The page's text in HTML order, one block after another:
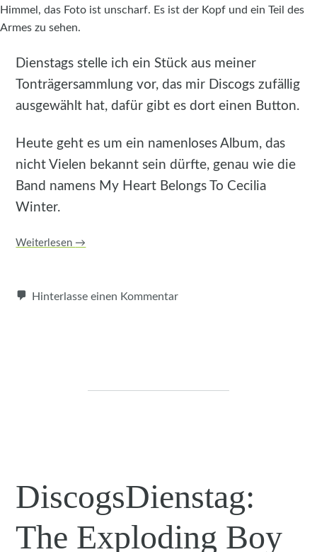
Dienstags stelle ich ein Stück aus meiner
Tonträgersammlung vor, das mir Discogs zufällig
ausgewählt hat, dafür gibt es dort einen Button.
Heute geht es um ein namenloses Album, das
nicht Vielen bekannt sein dürfte, genau wie die
Band namens My Heart Belongs To Cecilia
Winter.
Weiterlesen →
Hinterlasse einen Kommentar
DiscogsDienstag:
The Exploding Boy